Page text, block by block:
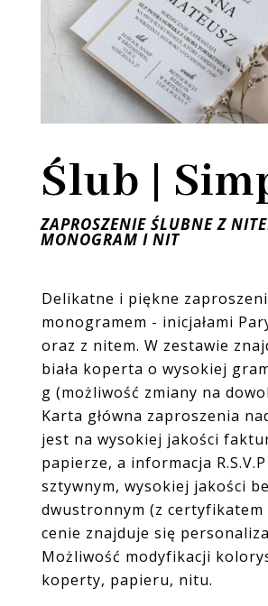
Ślub |
ZAPROSZENIE ŚLUBNE Z
MONOGRAM I NIT
Delikatne i piękne
monogramem - inicjałami
oraz z nitem. W zestawie
biała koperta o wysokiej
g (możliwość zmiany na
Karta główna zaproszenia
jest na wysokiej jakości
papierze, a informacja
sztywnym, wysokiej jakości
dwustronnym (z certyfikatem
cenie znajduje się
Możliwość modyfikacji
koperty, papieru, nitu.